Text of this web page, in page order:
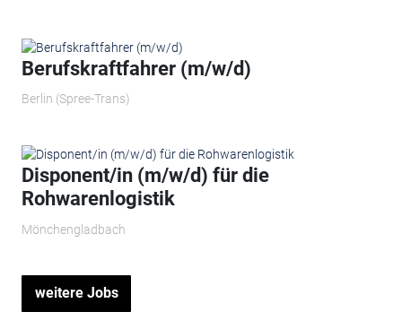
Berufskraftfahrer (m/w/d)
Berlin (Spree-Trans)
Disponent/in (m/w/d) für die
Rohwarenlogistik
Mönchengladbach
weitere Jobs